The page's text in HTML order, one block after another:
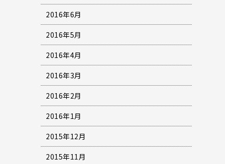
2016年6月
2016年5月
2016年4月
2016年3月
2016年2月
2016年1月
2015年12月
2015年11月